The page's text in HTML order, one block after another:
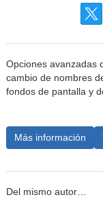
Opciones avanzadas
cambio de nombres
fondos de pantalla y
Más información
Del mismo autor…